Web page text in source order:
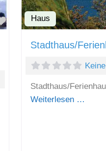
FavoritHaus
Stadthaus/
Stadthaus/
Weiterlesen …